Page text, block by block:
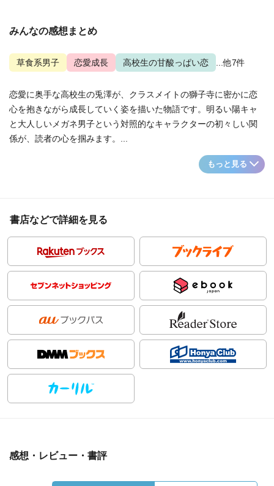
みんなの感想まとめ
草食系男子 恋愛成長 高校生の甘酸っぱい恋 ...他7件
恋愛に奥手な高校生の兎澤が、クラスメイトの獅子寺に密かに恋
心を抱きながら成長していく姿を描いた物語です。明るい陽キャ
と大人しいメガネ男子という対照的なキャラクターの初々しい関
係が、読者の心を掴みます。...
もっと見る
書店などで詳細を見る
感想・レビュー・書評